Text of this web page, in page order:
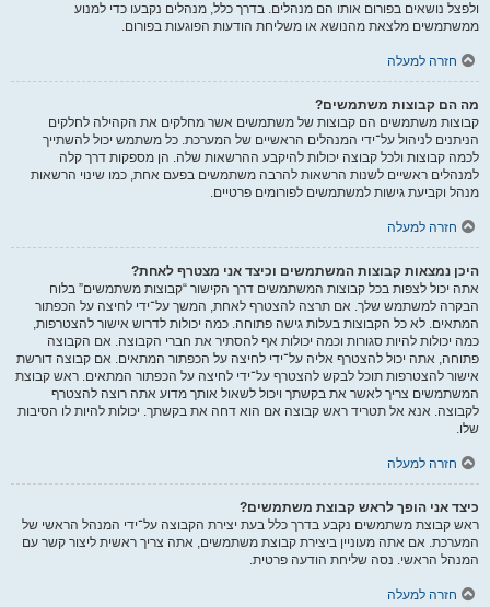
ולפצל נושאים בפורום אותו הם מנהלים. בדרך כלל, מנהלים נקבעו כדי למנוע
ממשתמשים מלצאת מהנושא או משליחת הודעות הפוגעות בפורום.
חזרה למעלה
מה הם קבוצות משתמשים?
קבוצות משתמשים הם קבוצות של משתמשים אשר מחלקים את הקהילה לחלקים
הניתנים לניהול על־ידי המנהלים הראשיים של המערכת. כל משתמש יכול להשתייך
לכמה קבוצות ולכל קבוצה יכולות להיקבע ההרשאות שלה. הן מספקות דרך קלה
למנהלים ראשיים לשנות הרשאות להרבה משתמשים בפעם אחת, כמו שינוי הרשאות
מנהל וקביעת גישות למשתמשים לפורומים פרטיים.
חזרה למעלה
היכן נמצאות קבוצות המשתמשים וכיצד אני מצטרף לאחת?
אתה יכול לצפות בכל קבוצות המשתמשים דרך הקישור “קבוצות משתמשים” בלוח
הבקרה למשתמש שלך. אם תרצה להצטרף לאחת, המשך על־ידי לחיצה על הכפתור
המתאים. לא כל הקבוצות בעלות גישה פתוחה. כמה יכולות לדרוש אישור להצטרפות,
כמה יכולות להיות סגורות וכמה יכולות אף להסתיר את חברי הקבוצה. אם הקבוצה
פתוחה, אתה יכול להצטרף אליה על־ידי לחיצה על הכפתור המתאים. אם קבוצה דורשת
אישור להצטרפות תוכל לבקש להצטרף על־ידי לחיצה על הכפתור המתאים. ראש קבוצת
המשתמשים צריך לאשר את בקשתך ויכול לשאול אותך מדוע אתה רוצה להצטרף
לקבוצה. אנא אל תטריד ראש קבוצה אם הוא דחה את בקשתך. יכולות להיות לו הסיבות
שלו.
חזרה למעלה
כיצד אני הופך לראש קבוצת משתמשים?
ראש קבוצת משתמשים נקבע בדרך כלל בעת יצירת הקבוצה על־ידי המנהל הראשי של
המערכת. אם אתה מעוניין ביצירת קבוצת משתמשים, אתה צריך ראשית ליצור קשר עם
המנהל הראשי. נסה שליחת הודעה פרטית.
חזרה למעלה